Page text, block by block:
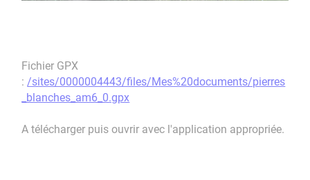
Fichier GPX
:/sites/0000004443/files/Mes%20documents/pierres
_blanches_am6_0.gpx
A télécharger puis ouvrir avec l'application appropriée.